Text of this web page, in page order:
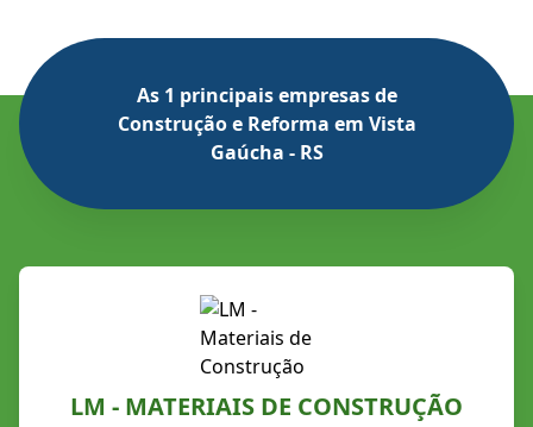
As 1 principais empresas de
Construção e Reforma em Vista
Gaúcha - RS
LM - MATERIAIS DE CONSTRUÇÃO